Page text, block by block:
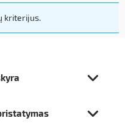
kriterijus.